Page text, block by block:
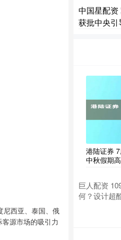
尼西亚、泰国、俄
源市场的吸引力
中国星配资
获批中央引
港陆证券
中秋假期
巨人配资
何？设计超